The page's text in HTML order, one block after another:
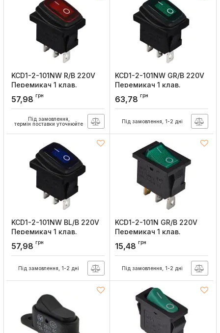
KCD1-2-101NW R/B 220V
Перемикач 1 клав.
вологозах. червоний з
підсвічуванням, АСКО-
Артикул:A0140040060
57,98 грн
Під замовлення,
термін поставки уточнюйте
KCD1-2-101NW GR/B 220V
Перемикач 1 клав.
вологозах. зелений з
підсвічуванням, АСКО-
Артикул:A0140040059
63,78 грн
Під замовлення, 1-2 дні
KCD1-2-101NW BL/B 220V
Перемикач 1 клав.
вологозах. синій з
підсвічуванням, АСКО-
Артикул:A0140040061
57,98 грн
Під замовлення, 1-2 дні
KCD1-2-101N GR/B 220V
Перемикач 1 клав.
зелений з
підсвічуванням, АСКО-
Артикул:A0140040054
15,48 грн
Під замовлення, 1-2 дні